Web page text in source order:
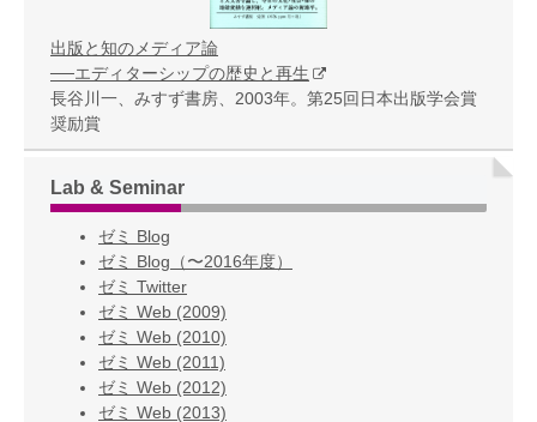
出版と知のメディア論
──エディターシップの歴史と再生
長谷川一、みすず書房、2003年。第25回日本出版学会賞
奨励賞
Lab & Seminar
ゼミ Blog
ゼミ Blog（〜2016年度）
ゼミ Twitter
ゼミ Web (2009)
ゼミ Web (2010)
ゼミ Web (2011)
ゼミ Web (2012)
ゼミ Web (2013)